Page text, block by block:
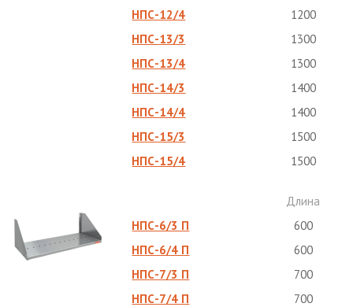
НПС-12/4
1200
НПС-13/3
1300
НПС-13/4
1300
НПС-14/3
1400
НПС-14/4
1400
НПС-15/3
1500
НПС-15/4
1500
Длина
НПС-6/3 П
600
НПС-6/4 П
600
НПС-7/3 П
700
НПС-7/4 П
700